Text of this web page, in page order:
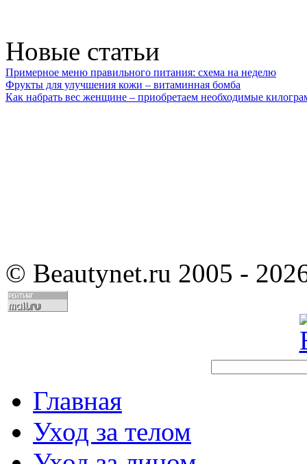
Новые статьи
Примерное меню правильного питания: схема на неделю
Фрукты для улучшения кожи – витаминная бомба
Как набрать вес женщине – приобретаем необходимые
© Beautynet.ru 2005 -
Главная
Уход за телом